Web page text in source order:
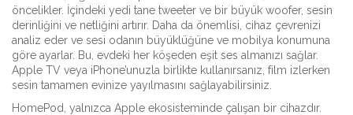
öncelikler. İçindeki yedi tane tweeter ve bir büyük woofer, sesin
derinliğini ve netliğini artırır. Daha da önemlisi, cihaz çevrenizi
analiz eder ve sesi odanın büyüklüğüne ve mobilya konumuna
göre ayarlar. Bu, evdeki her köşeden eşit ses almanızı sağlar.
Apple TV veya iPhone’unuzla birlikte kullanırsanız, film izlerken
sesin tamamen evinize yayılmasını sağlayabilirsiniz.
HomePod, yalnızca Apple ekosisteminde çalışan bir cihazdır.